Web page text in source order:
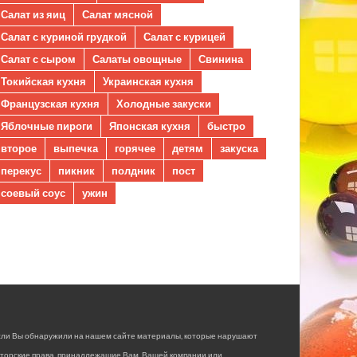
Салат из яиц
Салат мясной
Салат с куриной грудкой
Салат с курицей
Салат с сыром
Салаты овощные
Свинина
Токийская кухня
Украинская кухня
Французская кухня
Холодные закуски
Яблочные пироги
Японская кухня
быстро
второе
выпечка горячее детям
закуска
перекус
пикник полдник
пост
соевый соус
ужин
Вы обнаружили на нашем сайте материалы, которые нарушают
права, принадлежащие Вам, Вашей компании или